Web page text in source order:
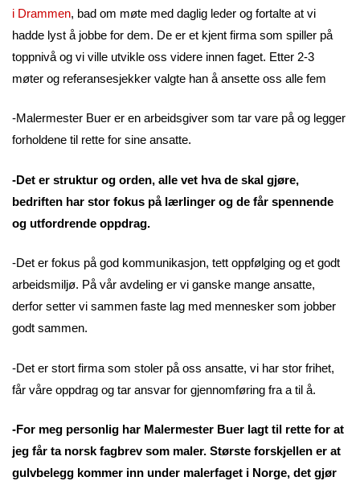
i Drammen, bad om møte med daglig leder og fortalte at vi
hadde lyst å jobbe for dem. De er et kjent firma som spiller på
toppnivå og vi ville utvikle oss videre innen faget. Etter 2-3
møter og referansesjekker valgte han å ansette oss alle fem
-Malermester Buer er en arbeidsgiver som tar vare på og legger
forholdene til rette for sine ansatte.
-Det er struktur og orden, alle vet hva de skal gjøre,
bedriften har stor fokus på lærlinger og de får spennende
og utfordrende oppdrag.
-Det er fokus på god kommunikasjon, tett oppfølging og et godt
arbeidsmiljø. På vår avdeling er vi ganske mange ansatte,
derfor setter vi sammen faste lag med mennesker som jobber
godt sammen.
-Det er stort firma som stoler på oss ansatte, vi har stor frihet,
får våre oppdrag og tar ansvar for gjennomføring fra a til å.
-For meg personlig har Malermester Buer lagt til rette for at
jeg får ta norsk fagbrev som maler. Største forskjellen er at
gulvbelegg kommer inn under malerfaget i Norge, det gjør